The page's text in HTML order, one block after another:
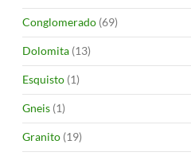
Conglomerado (69)
Dolomita (13)
Esquisto (1)
Gneis (1)
Granito (19)